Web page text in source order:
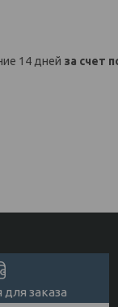
14 дней за счет
заказа